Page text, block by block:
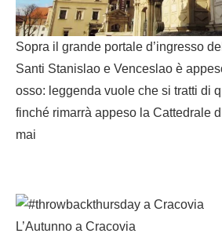
Sopra il grande portale d’ingresso
Santi Stanislao e Venceslao è
osso: leggenda vuole che si tratti di
finché rimarrà appeso la Cattedrale
mai
L’Autunno a Cracovia